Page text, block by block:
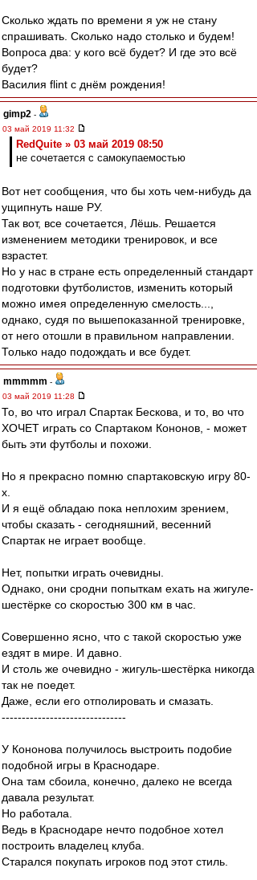
Сколько ждать по времени я уж не стану
спрашивать. Сколько надо столько и будем!
Вопроса два: у кого всё будет? И где это всё
будет?
Василия flint с днём рождения!
gimp2 -
03 май 2019 11:32
RedQuite » 03 май 2019 08:50
не сочетается с самокупаемостью
Вот нет сообщения, что бы хоть чем-нибудь да
ущипнуть наше РУ.
Так вот, все сочетается, Лёшь. Решается
изменением методики тренировок, и все
взрастет.
Но у нас в стране есть определенный стандарт
подготовки футболистов, изменить который
можно имея определенную смелость...,
однако, судя по вышепоказанной тренировке,
от него отошли в правильном направлении.
Только надо подождать и все будет.
mmmmm -
03 май 2019 11:28
То, во что играл Спартак Бескова, и то, во что
ХОЧЕТ играть со Спартаком Кононов, - может
быть эти футболы и похожи.
Но я прекрасно помню спартаковскую игру 80-
х.
И я ещё обладаю пока неплохим зрением,
чтобы сказать - сегодняшний, весенний
Спартак не играет вообще.
Нет, попытки играть очевидны.
Однако, они сродни попыткам ехать на жигуле-
шестёрке со скоростью 300 км в час.
Совершенно ясно, что с такой скоростью уже
ездят в мире. И давно.
И столь же очевидно - жигуль-шестёрка никогда
так не поедет.
Даже, если его отполировать и смазать.
-------------------------------
У Кононова получилось выстроить подобие
подобной игры в Краснодаре.
Она там сбоила, конечно, далеко не всегда
давала результат.
Но работала.
Ведь в Краснодаре нечто подобное хотел
построить владелец клуба.
Старался покупать игроков под этот стиль.